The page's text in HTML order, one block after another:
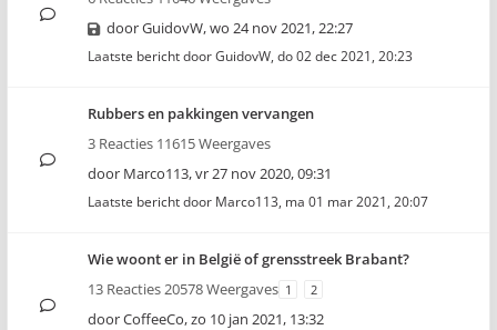
doorGuidovW,wo 24 nov 2021, 22:27
Laatste bericht doorGuidovW, do 02 dec 2021, 20:23
Rubbers en pakkingen vervangen
3 Reacties 11615 Weergaves
door Marco113,vr 27 nov 2020, 09:31
Laatste bericht door Marco113, ma 01 mar 2021, 20:07
Wie woont er in België of grensstreek Brabant?
13 Reacties 20578 Weergaves 1 2
doorCoffeeCo,zo 10 jan 2021, 13:32